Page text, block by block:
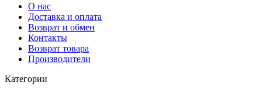
О нас
Доставка и оплата
Возврат и обмен
Контакты
Возврат товара
Производители
Категории